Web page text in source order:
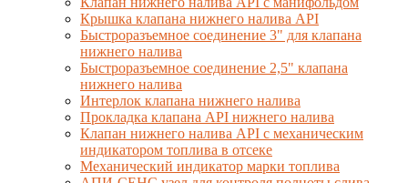
Крышка клапана нижнего налива API
Быстроразъемное соединение 3" для клапана
нижнего налива
Быстроразъемное соединение 2,5" клапана
нижнего налива
Интерлок клапана нижнего налива
Прокладка клапана API нижнего налива
Клапан нижнего налива API с механическим
индикатором топлива в отсеке
Механический индикатор марки топлива